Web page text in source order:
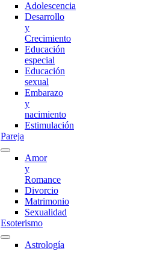
Adolescencia
Desarrollo
y
Crecimiento
Educación
especial
Educación
sexual
Embarazo
y
nacimiento
Estimulación
Pareja
Amor
y
Romance
Divorcio
Matrimonio
Sexualidad
Esoterismo
Astrología